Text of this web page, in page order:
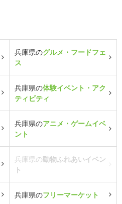
兵庫県のグルメ・フードフェ
ス
兵庫県の体験イベント・アク
ティビティ
兵庫県のアニメ・ゲームイベ
ント
兵庫県の動物ふれあいイベン
ト
兵庫県のフリーマーケット